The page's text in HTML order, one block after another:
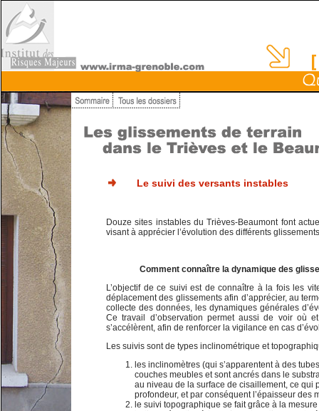
Le suivi des versants instables
Douze sites instables du Trièves-Beaumont font
visant à apprécier l’évolution des différents
Comment connaître la dynamique des
L’objectif de ce suivi est de connaître à la fois les
déplacement des glissements afin d’apprécier, au
collecte des données, les dynamiques générales
Ce travail d’observation permet aussi de voir où
s’accélèrent, afin de renforcer la vigilance en cas
Les suivis sont de types inclinométrique et
les inclinomètres (qui s’apparentent à des
couches meubles et sont ancrés dans le
au niveau de la surface de cisaillement, ce qui
profondeur, et par conséquent l’épaisseur des
le suivi topographique se fait grâce à la